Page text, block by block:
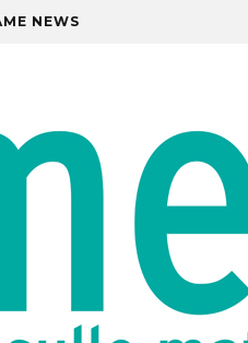
NEWS